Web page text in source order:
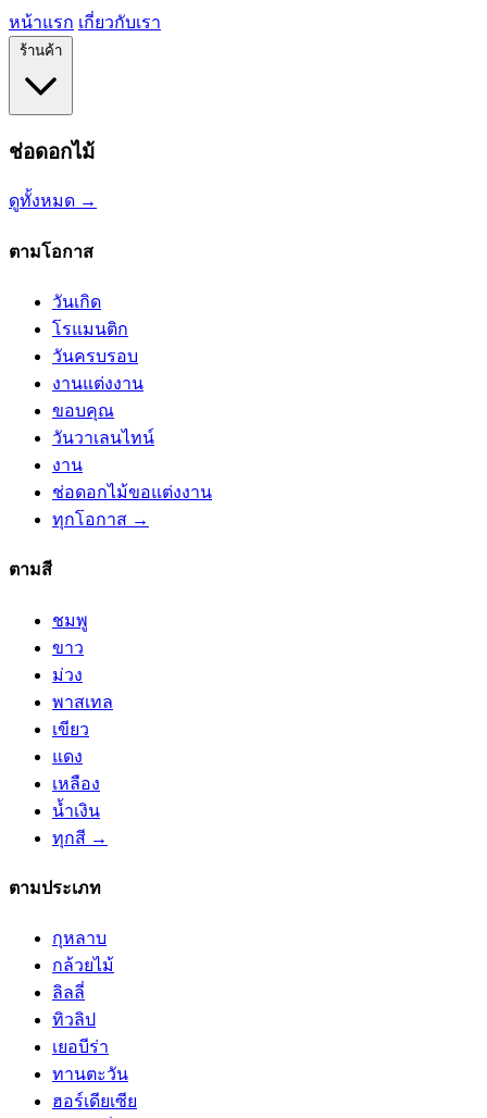
หน้าแรก เกี่ยวกับเรา
ร้านค้า
ช่อดอกไม้
ดูทั้งหมด →
ตามโอกาส
วันเกิด
โรแมนติก
วันครบรอบ
งานแต่งงาน
ขอบคุณ
วันวาเลนไทน์
งาน
ช่อดอกไม้ขอแต่งงาน
ทุกโอกาส →
ตามสี
ชมพู
ขาว
ม่วง
พาสเทล
เขียว
แดง
เหลือง
น้ำเงิน
ทุกสี →
ตามประเภท
กุหลาบ
กล้วยไม้
ลิลลี่
ทิวลิป
เยอบีร่า
ทานตะวัน
ฮอร์เดียเซีย